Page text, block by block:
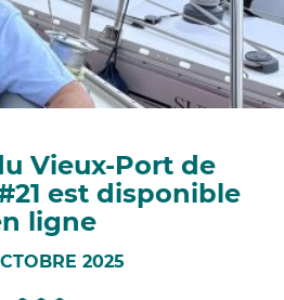
Vieux-Port de
est disponible
ligne
2025